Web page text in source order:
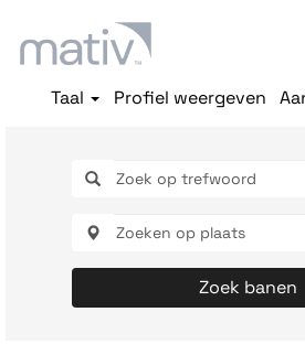
Taal Profiel weergeven
Zoek banen